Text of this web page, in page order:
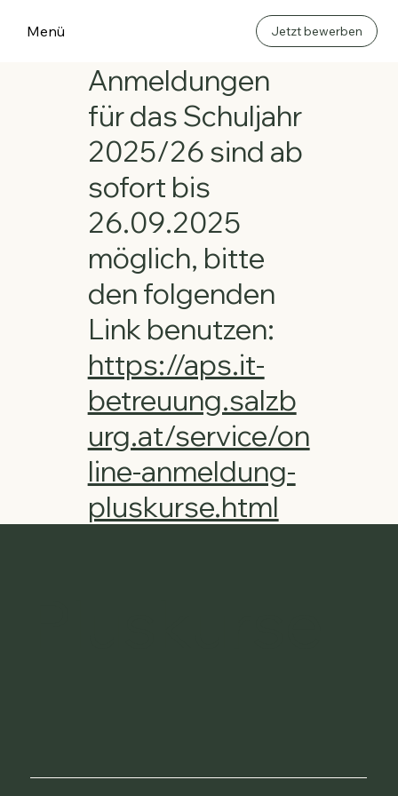
Menü Jetzt bewerben
Anmeldungen
für das Schuljahr
2025/26 sind ab
sofort bis
26.09.2025
möglich, bitte
den folgenden
Link benutzen:
https://aps.it-
betreuung.salzb
urg.at/service/on
line-anmeldung-
pluskurse.html